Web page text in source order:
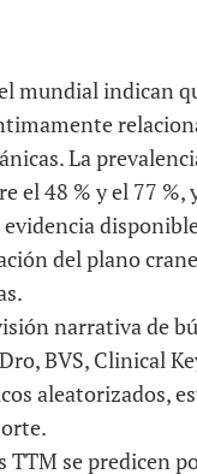
mundial indican
La
48 % y el 77 %,
evidencia
del plano
narrativa de
BVS, Clinical
aleatorizados,
TTM se predicen